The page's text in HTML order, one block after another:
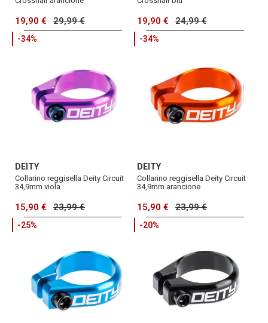
19,90 € 29,99 € 19,90 € 24,99 €
-34%
DEITY
Collarino reggisella Deity Circuit
34,9mm viola
15,90 € 23,99 €
-34%
DEITY
Collarino reggisella Deity Circuit
34,9mm arancione
15,90 € 23,99 €
-25% -20%